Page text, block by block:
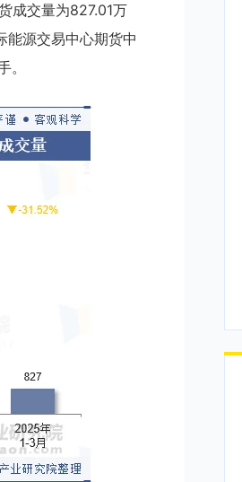
成交量为827.01万
源交易中心期货中